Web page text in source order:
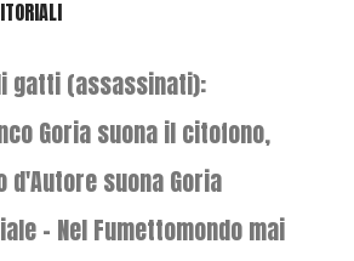
gatti (assassinati):
Goria suona il citofono,
d'Autore suona Goria
- Nel Fumettomondo mai